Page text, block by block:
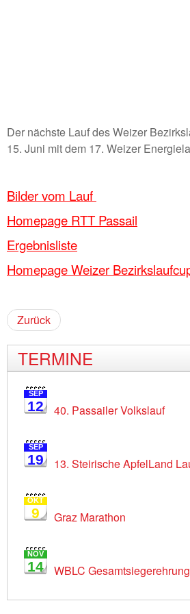
Der nächste Lauf des Weizer
15. Juni mit dem 17. Weizer
Bilder vom Lauf
Homepage RTT Passail
Ergebnisliste
Homepage Weizer
Zurück
TERMINE
SEP
12 40. Passailer Volkslauf
SEP
19 13. Steirische ApfelLand
OKT
9 Graz Marathon
NOV
14 WBLC Gesamtsiegerehrung